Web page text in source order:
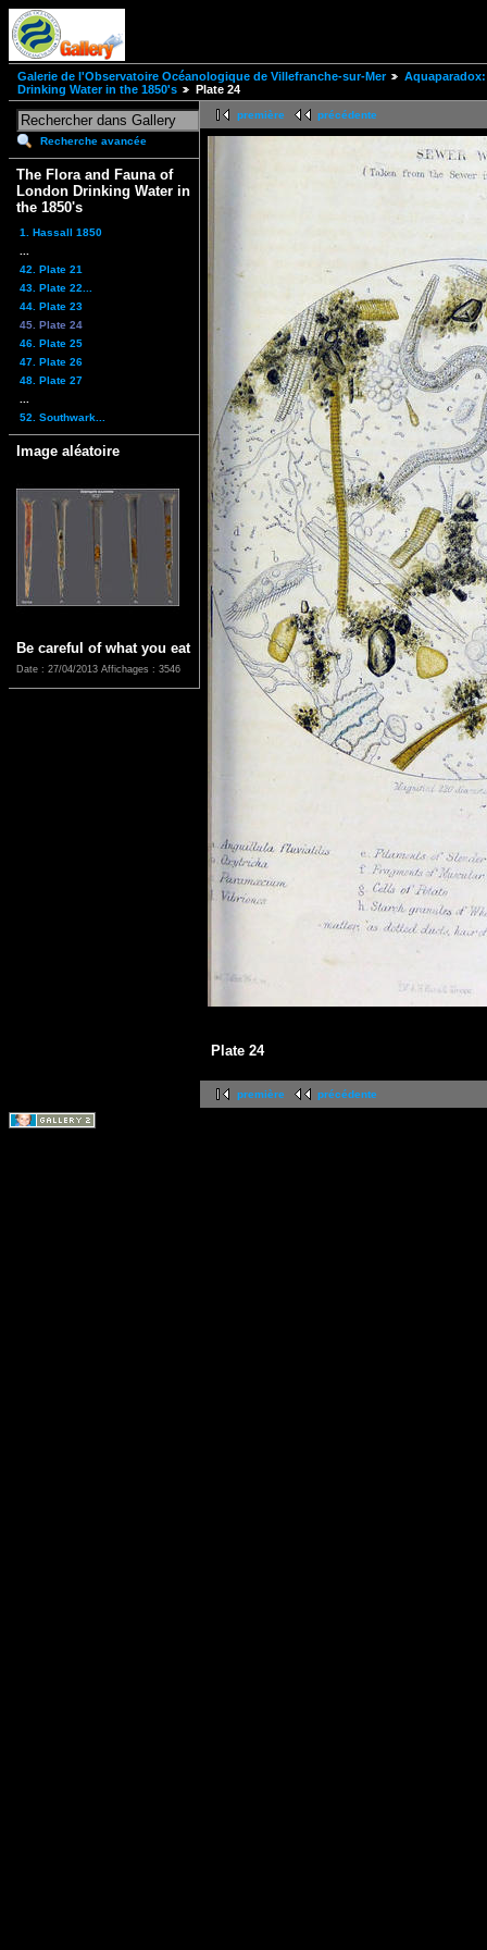
Galerie de l'Observatoire Océanologique de Villefranche-sur-Mer
Drinking Water in the 1850's
Plate 24
Recherche avancée
The Flora and Fauna of
London Drinking Water in
the 1850's
1. Hassall 1850
42. Plate 21
43. Plate 22...
44. Plate 23
45. Plate 24
46. Plate 25
47. Plate 26
48. Plate 27
52. Southwark...
Image aléatoire
Be careful of what you eat
Date : 27/04/2013 Affichages : 3546
première précédente
Plate 24
première précédente